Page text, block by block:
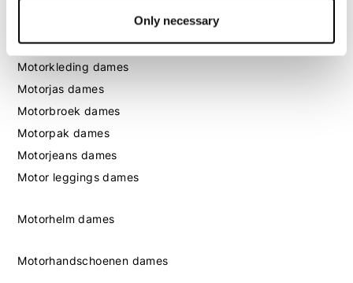
Only necessary
Dames
Motorkleding dames
Motorjas dames
Motorbroek dames
Motorpak dames
Motorjeans dames
Motor leggings dames
Motorhelm dames
Motorhandschoenen dames